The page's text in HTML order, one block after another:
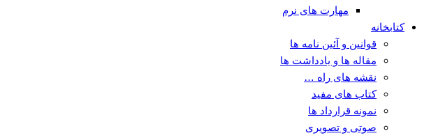
مهارت های نرم
کتابخانه
قوانین و آئین نامه ها
مقاله ها و یادداشت ها
نقشه های راه …
کتاب های مفید
نمونه قرارداد ها
صوتی و تصویری